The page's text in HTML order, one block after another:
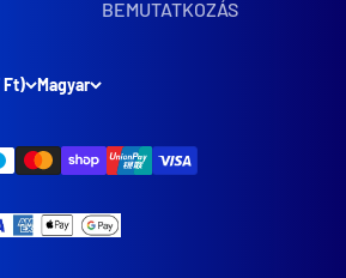
BEMUTATKOZÁS
Ft) Magyar